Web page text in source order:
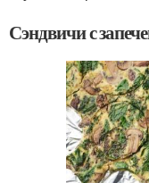
Сэндвичи с